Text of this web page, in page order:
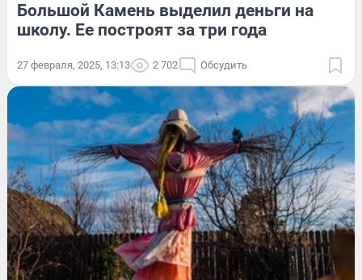
Большой Камень выделил деньги на
школу. Ее построят за три года
27 февраля, 2025, 13:13 2 702 Обсудить